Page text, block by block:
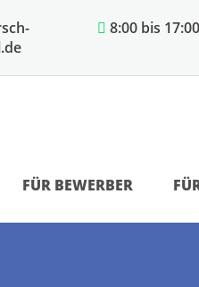
8:00 bis
FÜR BEWERBER